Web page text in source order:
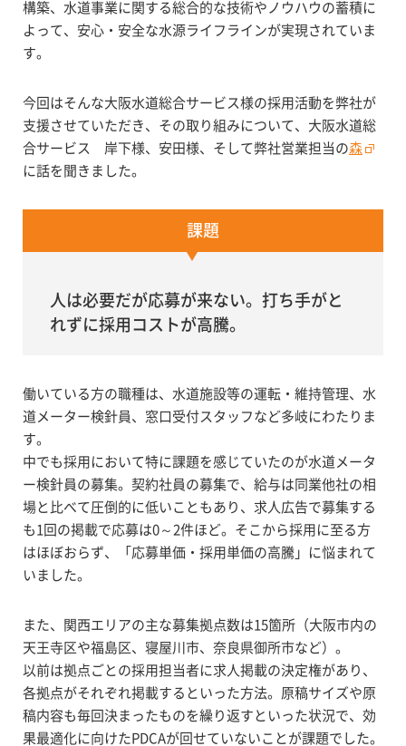
構築、水道事業に関する総合的な技術やノウハウの蓄積に
よって、安心・安全な水源ライフラインが実現されていま
す。
今回はそんな大阪水道総合サービス様の採用活動を弊社が
支援させていただき、その取り組みについて、大阪水道総
合サービス 岸下様、安田様、そして弊社営業担当の森
に話を聞きました。
課題
人は必要だが応募が来ない。打ち手がと
れずに採用コストが高騰。
働いている方の職種は、水道施設等の運転・維持管理、水
道メーター検針員、窓口受付スタッフなど多岐にわたりま
す。
中でも採用において特に課題を感じていたのが水道メータ
ー検針員の募集。契約社員の募集で、給与は同業他社の相
場と比べて圧倒的に低いこともあり、求人広告で募集する
も1回の掲載で応募は0～2件ほど。そこから採用に至る方
はほぼおらず、「応募単価・採用単価の高騰」に悩まれて
いました。
また、関西エリアの主な募集拠点数は15箇所（大阪市内の
天王寺区や福島区、寝屋川市、奈良県御所市など）。
以前は拠点ごとの採用担当者に求人掲載の決定権があり、
各拠点がそれぞれ掲載するといった方法。原稿サイズや原
稿内容も毎回決まったものを繰り返すといった状況で、効
果最適化に向けたPDCAが回せていないことが課題でした。